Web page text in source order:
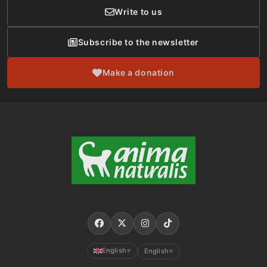
Write to us
Subscribe to the newsletter
Make a donation
English ▼ English ▼